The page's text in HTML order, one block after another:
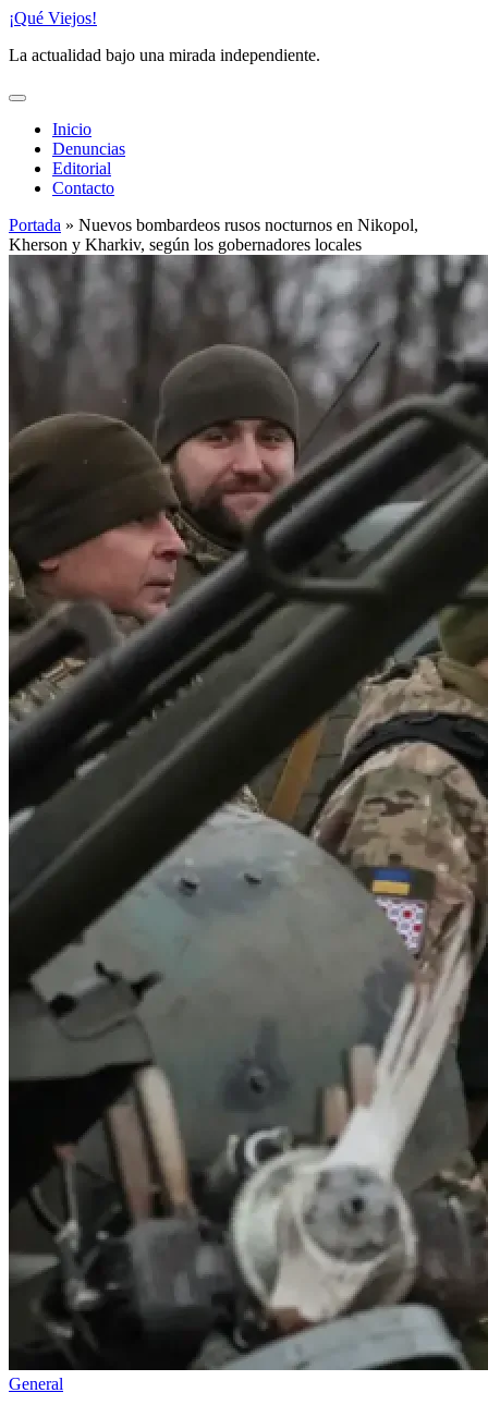
Saltar
contenido
¡Qué Viejos!
La actualidad bajo una mirada independiente.
Inicio
Denuncias
Editorial
Contacto
Portada » Nuevos bombardeos rusos nocturnos en Nikopol,
Kherson y Kharkiv, según los gobernadores locales
Publicado
General